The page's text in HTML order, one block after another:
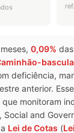
0,09%
deficiência,
anterior.
que monitoram
Social and
Lei de Cotas (